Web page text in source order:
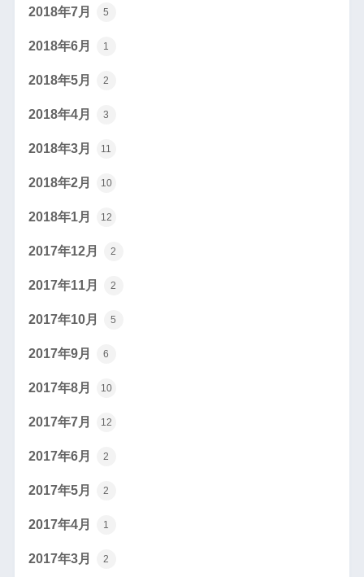
2018年7月 5
2018年6月 1
2018年5月 2
2018年4月 3
2018年3月 11
2018年2月 10
2018年1月 12
2017年12月 2
2017年11月 2
2017年10月 5
2017年9月 6
2017年8月 10
2017年7月 12
2017年6月 2
2017年5月 2
2017年4月 1
2017年3月 2